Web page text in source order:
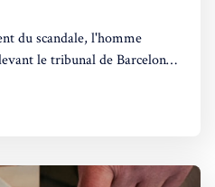
du scandale, l'homme
le tribunal de Barcelone